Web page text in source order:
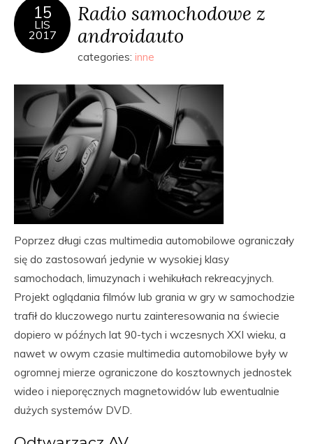
15
LIS
2017
Radio samochodowe z
androidauto
categories: inne
Poprzez długi czas multimedia automobilowe ograniczały
się do zastosowań jedynie w wysokiej klasy
samochodach, limuzynach i wehikułach rekreacyjnych.
Projekt oglądania filmów lub grania w gry w samochodzie
trafił do kluczowego nurtu zainteresowania na świecie
dopiero w późnych lat 90-tych i wczesnych XXI wieku, a
nawet w owym czasie multimedia automobilowe były w
ogromnej mierze ograniczone do kosztownych jednostek
wideo i nieporęcznych magnetowidów lub ewentualnie
dużych systemów DVD.